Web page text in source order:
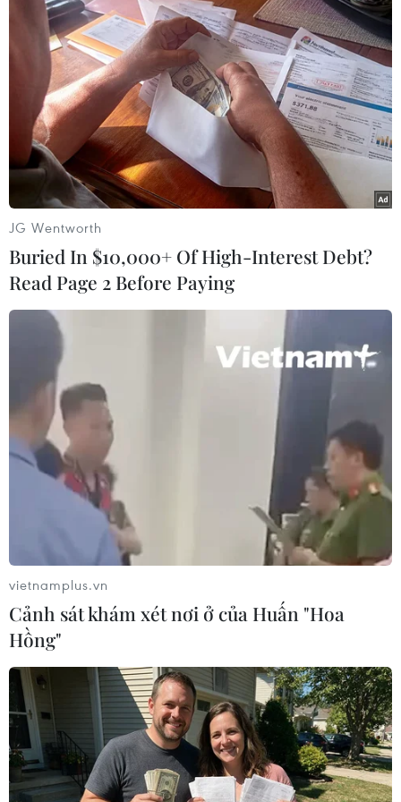
TIN LIÊN QUAN
Giá dầu cao - 'phép thử' nhu cầu tiêu thụ
của thị trường châu Á
02/11/2023 02:44
Hoàng tử Saudi Arabia cho rằng Trung Quốc và Ấn Độ
có nhu cầu dầu tăng trưởng mạnh mẽ từ đầu năm đến
nay, nhưng sẽ là sai lầm nếu cho rằng nhu cầu của họ
sẽ vẫn ổn định cho dù giá có tăng cao đến đâu.
JG Wentworth
Buried In $10,000+ Of High-Interest Debt?
Read Page 2 Before Paying
vietnamplus.vn
Cảnh sát khám xét nơi ở của Huấn "Hoa
Hồng"